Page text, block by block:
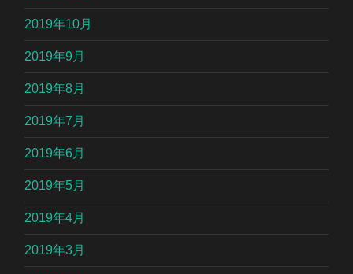
2019年10月
2019年9月
2019年8月
2019年7月
2019年6月
2019年5月
2019年4月
2019年3月